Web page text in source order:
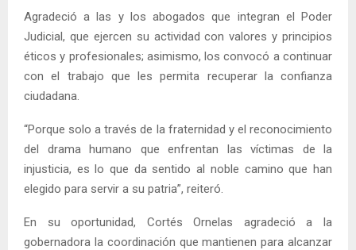
Agradeció a las y los abogados que integran el Poder
Judicial, que ejercen su actividad con valores y principios
éticos y profesionales; asimismo, los convocó a continuar
con el trabajo que les permita recuperar la confianza
ciudadana.
“Porque solo a través de la fraternidad y el reconocimiento
del drama humano que enfrentan las víctimas de la
injusticia, es lo que da sentido al noble camino que han
elegido para servir a su patria”, reiteró.
En su oportunidad, Cortés Ornelas agradeció a la
gobernadora la coordinación que mantienen para alcanzar